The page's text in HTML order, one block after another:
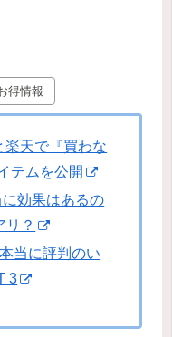
得情報
楽天で『買わな
テムを公開
に効果はあるの
リ？
当に評判のい
3